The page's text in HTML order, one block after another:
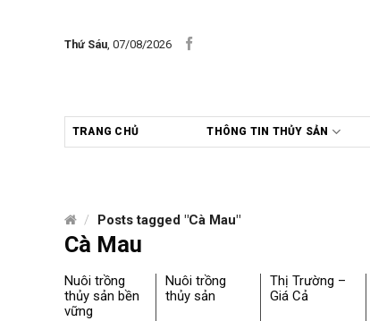
Thứ Sáu, 07/08/2026
TRANG CHỦ THÔNG TIN THỦY SẢN
/ Posts tagged "Cà Mau"
Cà Mau
Nuôi trồng
thủy sản bền
vững
Nuôi trồng
thủy sản
Thị Trường –
Giá Cả